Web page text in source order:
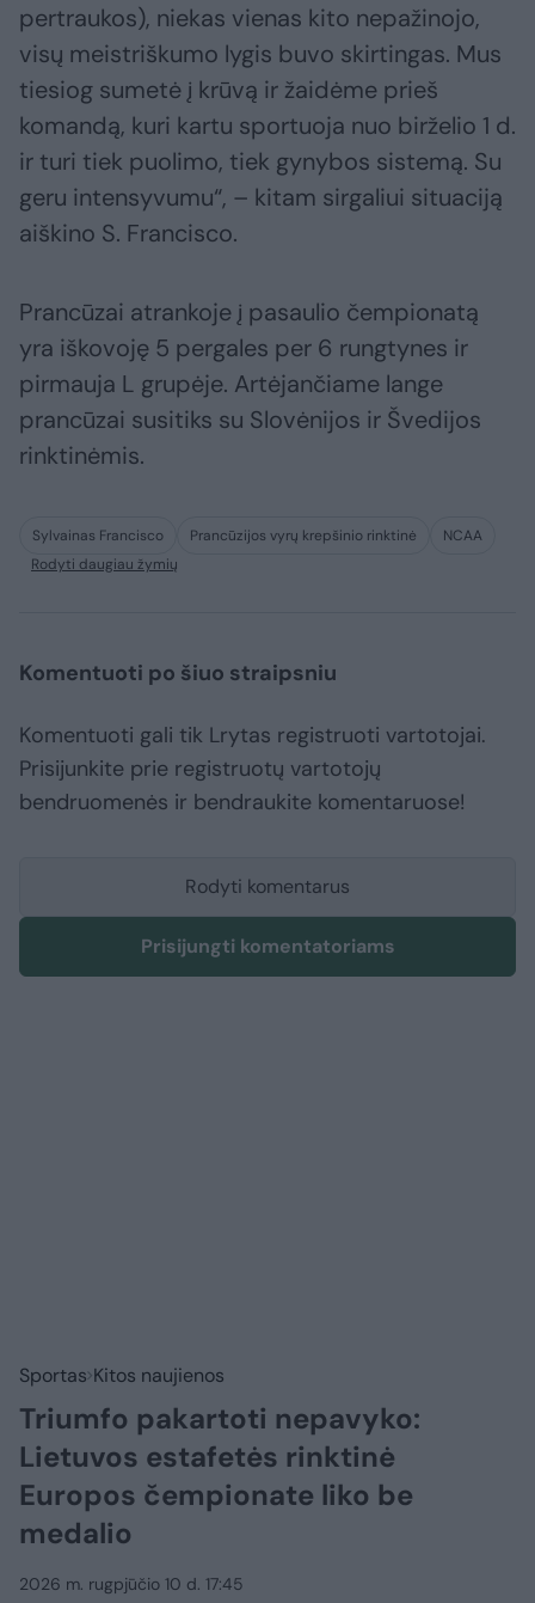
pertraukos), niekas vienas kito nepažinojo,
visų meistriškumo lygis buvo skirtingas. Mus
tiesiog sumetė į krūvą ir žaidėme prieš
komandą, kuri kartu sportuoja nuo birželio 1 d.
ir turi tiek puolimo, tiek gynybos sistemą. Su
geru intensyvumu“, – kitam sirgaliui situaciją
aiškino S. Francisco.
Prancūzai atrankoje į pasaulio čempionatą
yra iškovoję 5 pergales per 6 rungtynes ir
pirmauja L grupėje. Artėjančiame lange
prancūzai susitiks su Slovėnijos ir Švedijos
rinktinėmis.
Sylvainas Francisco Prancūzijos vyrų krepšinio rinktinė
NCAA
Rodyti daugiau žymių
Komentuoti po šiuo straipsniu
Komentuoti gali tik Lrytas registruoti vartotojai.
Prisijunkite prie registruotų vartotojų
bendruomenės ir bendraukite komentaruose!
Rodyti komentarus
Prisijungti komentatoriams
Sportas Kitos naujienos
Triumfo pakartoti nepavyko:
Lietuvos estafetės rinktinė
Europos čempionate liko be
medalio
2026 m. rugpjūčio 10 d. 17:45